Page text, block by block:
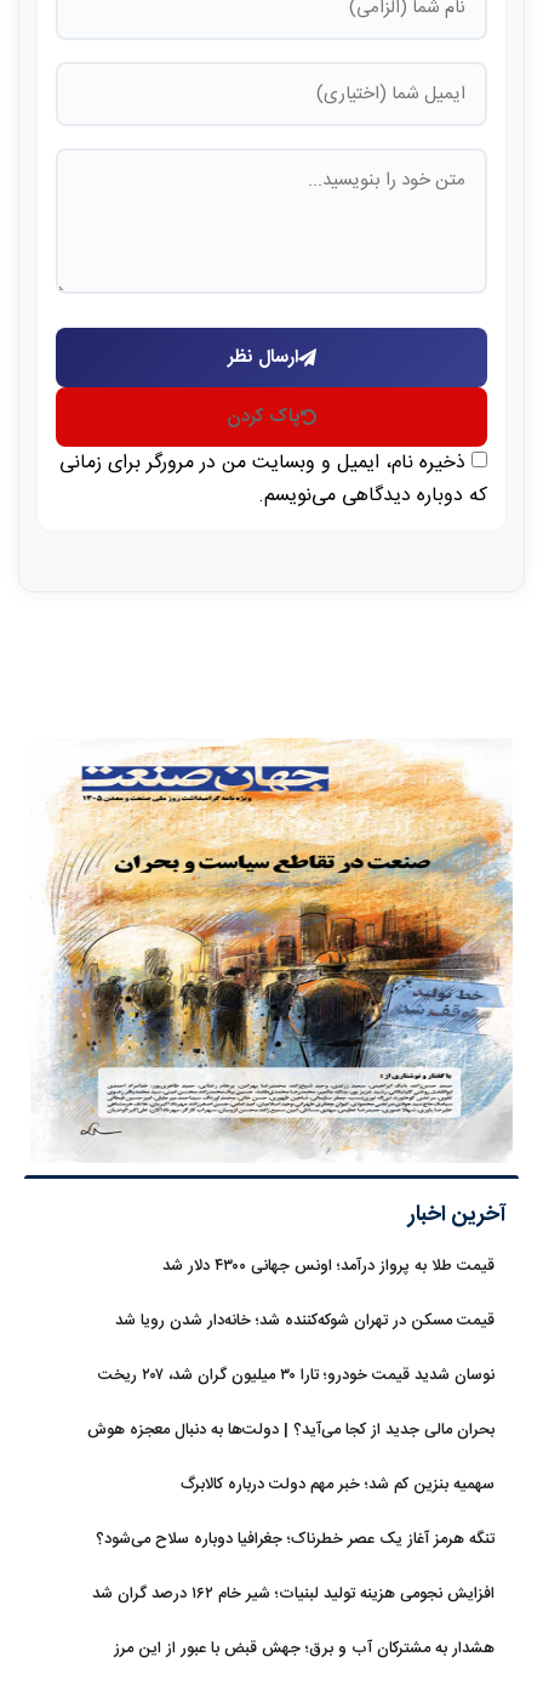
ارسال نظر
پاک کردن
ذخیره نام، ایمیل و وبسایت من در مرورگر برای زمانی
که دوباره دیدگاهی می‌نویسم.
آخرین اخبار
قیمت طلا به پرواز درآمد؛ اونس جهانی ۴۳۰۰ دلار شد
قیمت مسکن در تهران شوکه‌کننده شد؛ خانه‌دار شدن رویا شد
نوسان شدید قیمت خودرو؛ تارا ۳۰ میلیون گران شد، ۲۰۷ ریخت
بحران مالی جدید از کجا می‌آید؟ | دولت‌ها به دنبال معجزه هوش
سهمیه بنزین کم شد؛ خبر مهم دولت درباره کالابرگ
تنگه هرمز آغاز یک عصر خطرناک؛ جغرافیا دوباره سلاح می‌شود؟
افزایش نجومی هزینه تولید لبنیات؛ شیر خام ۱۶۲ درصد گران شد
هشدار به مشترکان آب و برق؛ جهش قبض با عبور از این مرز